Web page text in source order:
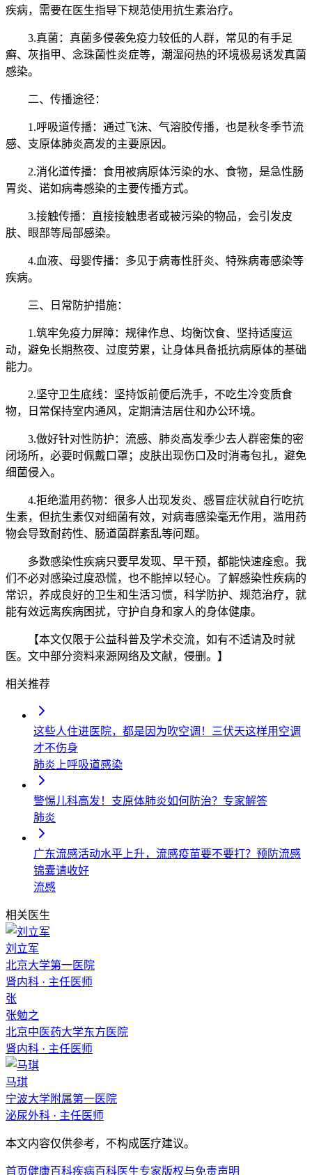
疾病，需要在医生指导下规范使用抗生素治疗。
3.真菌：真菌多侵袭免疫力较低的人群，常见的有手足
癣、灰指甲、念珠菌性炎症等，潮湿闷热的环境极易诱发真菌
感染。
二、传播途径：
1.呼吸道传播：通过飞沫、气溶胶传播，也是秋冬季节流
感、支原体肺炎高发的主要原因。
2.消化道传播：食用被病原体污染的水、食物，是急性肠
胃炎、诺如病毒感染的主要传播方式。
3.接触传播：直接接触患者或被污染的物品，会引发皮
肤、眼部等局部感染。
4.血液、母婴传播：多见于病毒性肝炎、特殊病毒感染等
疾病。
三、日常防护措施：
1.筑牢免疫力屏障：规律作息、均衡饮食、坚持适度运
动，避免长期熬夜、过度劳累，让身体具备抵抗病原体的基础
能力。
2.坚守卫生底线：坚持饭前便后洗手，不吃生冷变质食
物，日常保持室内通风，定期清洁居住和办公环境。
3.做好针对性防护：流感、肺炎高发季少去人群密集的密
闭场所，必要时佩戴口罩；皮肤出现伤口及时消毒包扎，避免
细菌侵入。
4.拒绝滥用药物：很多人出现发炎、感冒症状就自行吃抗
生素，但抗生素仅对细菌有效，对病毒感染毫无作用，滥用药
物会导致耐药性、肠道菌群紊乱等问题。
多数感染性疾病只要早发现、早干预，都能快速痊愈。我
们不必对感染过度恐慌，也不能掉以轻心。了解感染性疾病的
常识，养成良好的卫生和生活习惯，科学防护、规范治疗，就
能有效远离疾病困扰，守护自身和家人的身体健康。
【本文仅限于公益科普及学术交流，如有不适请及时就
医。文中部分资料来源网络及文献，侵删。】
相关推荐
这些人住进医院，都是因为吹空调！三伏天这样用空调
才不伤身
肺炎 上呼吸道感染
警惕儿科高发！支原体肺炎如何防治？专家解答
肺炎
广东流感活动水平上升，流感疫苗要不要打？预防流感
锦囊请收好
流感
相关医生
刘立军
北京大学第一医院
肾内科 · 主任医师
张
张勉之
北京中医药大学东方医院
肾内科 · 主任医师
马琪
宁波大学附属第一医院
泌尿外科 · 主任医师
本文内容仅供参考，不构成医疗建议。
首页健康百科疾病百科医生专家版权与免责声明